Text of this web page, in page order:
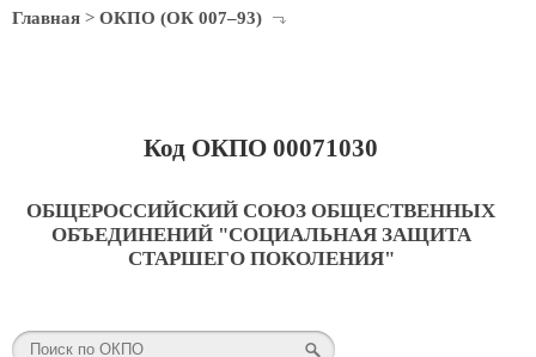
Главная > ОКПО (ОК 007–93)
Код ОКПО 00071030
ОБЩЕРОССИЙСКИЙ СОЮЗ ОБЩЕСТВЕННЫХ
ОБЪЕДИНЕНИЙ "СОЦИАЛЬНАЯ ЗАЩИТА
СТАРШЕГО ПОКОЛЕНИЯ"